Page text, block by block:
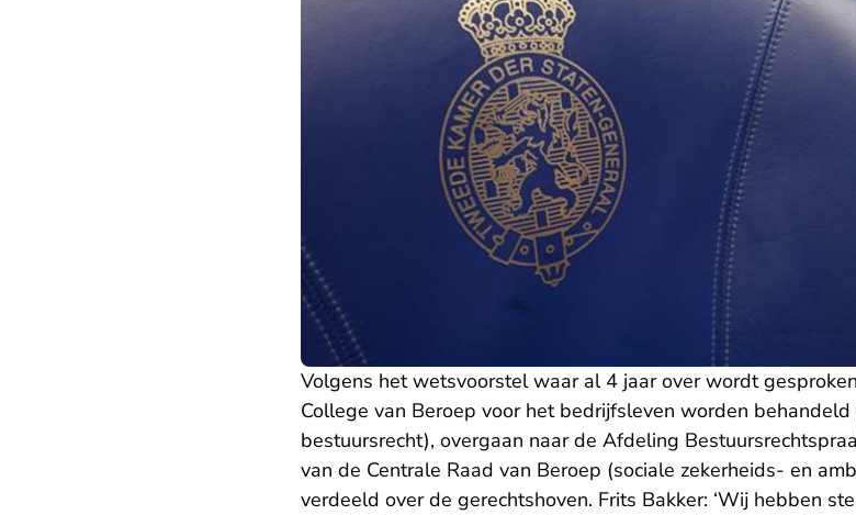
Volgens het wetsvoorstel waar al 4 jaar over wordt
College van Beroep voor het bedrijfsleven worden behandeld
bestuursrecht), overgaan naar de Afdeling
van de Centrale Raad van Beroep (sociale zekerheids- en
verdeeld over de gerechtshoven. Frits Bakker: ‘Wij hebben